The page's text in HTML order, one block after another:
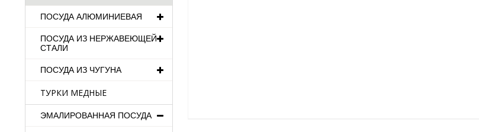
ПОСУДА АЛЮМИНИЕВАЯ
ПОСУДА ИЗ НЕРЖАВЕЮЩЕЙ
СТАЛИ
ПОСУДА ИЗ ЧУГУНА
ТУРКИ МЕДНЫЕ
ЭМАЛИРОВАННАЯ ПОСУДА